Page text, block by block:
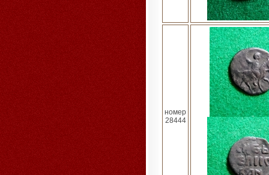
номер
28444